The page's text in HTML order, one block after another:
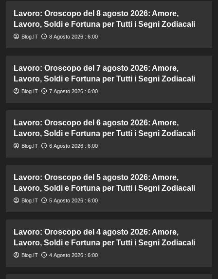
Lavoro: Oroscopo del 8 agosto 2026: Amore,
Lavoro, Soldi e Fortuna per Tutti i Segni Zodiacali
Blog.IT 8 Agosto 2026 : 6:00
Lavoro: Oroscopo del 7 agosto 2026: Amore,
Lavoro, Soldi e Fortuna per Tutti i Segni Zodiacali
Blog.IT 7 Agosto 2026 : 6:00
Lavoro: Oroscopo del 6 agosto 2026: Amore,
Lavoro, Soldi e Fortuna per Tutti i Segni Zodiacali
Blog.IT 6 Agosto 2026 : 6:00
Lavoro: Oroscopo del 5 agosto 2026: Amore,
Lavoro, Soldi e Fortuna per Tutti i Segni Zodiacali
Blog.IT 5 Agosto 2026 : 6:00
Lavoro: Oroscopo del 4 agosto 2026: Amore,
Lavoro, Soldi e Fortuna per Tutti i Segni Zodiacali
Blog.IT 4 Agosto 2026 : 6:00